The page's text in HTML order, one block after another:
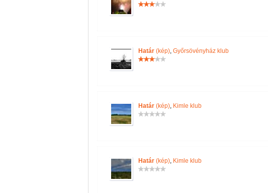
Határ (kép), Győrsövényház klub
Határ (kép), Kimle klub
Határ (kép), Kimle klub